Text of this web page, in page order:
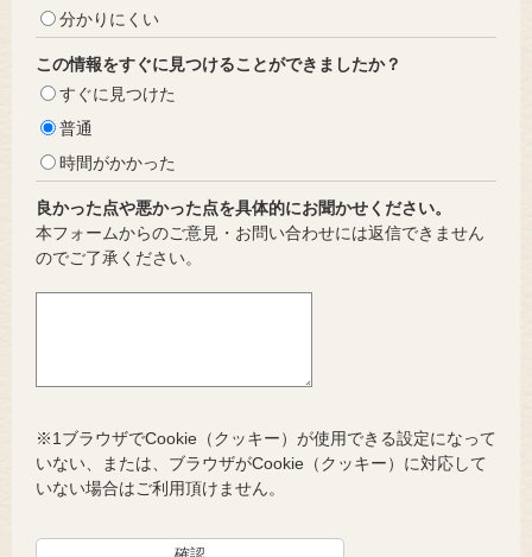
分かりにくい
この情報をすぐに見つけることができましたか？
すぐに見つけた
普通
時間がかかった
良かった点や悪かった点を具体的にお聞かせください。
本フォームからのご意見・お問い合わせには返信できません
のでご了承ください。
※1ブラウザでCookie（クッキー）が使用できる設定になって
いない、または、ブラウザがCookie（クッキー）に対応して
いない場合はご利用頂けません。